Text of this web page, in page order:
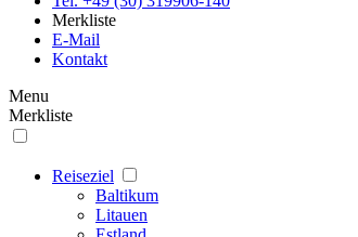
Merkliste
E-Mail
Kontakt
Menu
Merkliste
Reiseziel
Baltikum
Litauen